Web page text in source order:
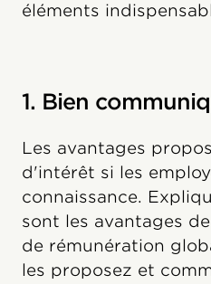
éléments
1. Bien
Les avantages
d'intérêt si les
connaissance.
sont les avantages
de rémunération
les proposez et